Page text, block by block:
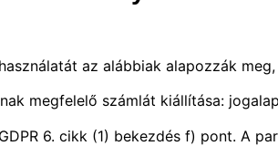
az alábbiak alapozzák
megfelelő számlát kiállítása:
6. cikk (1) bekezdés f) pont. A